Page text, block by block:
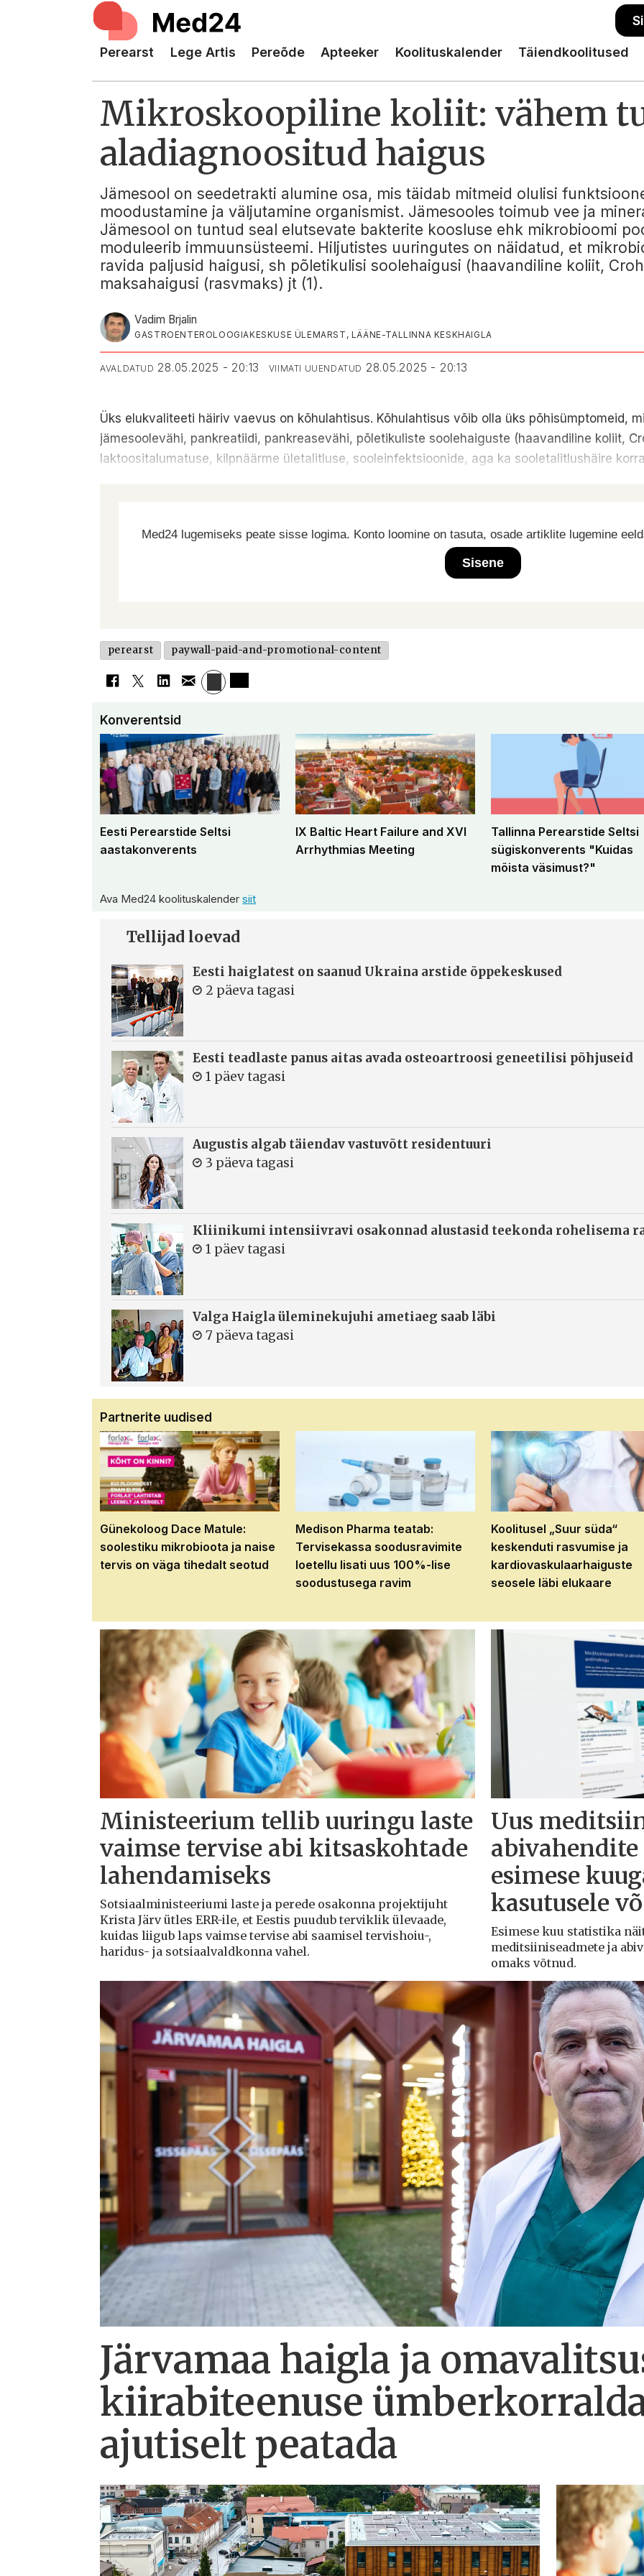
Perearst Lege Artis Pereõde Apteeker Koolituskalender Täiendkoolitused
Mikroskoopiline koliit: vähem
aladiagnoositud haigus
Jämesool on seedetrakti alumine osa, mis täidab mitmeid olulisi
moodustamine ja väljutamine organismist. Jämesooles toimub vee ja
Jämesool on tuntud seal elutsevate bakterite koosluse ehk mikrobioomi
moduleerib immuunsüsteemi. Hiljutistes uuringutes on näidatud, et
ravida paljusid haigusi, sh põletikulisi soolehaigusi (haavandiline koliit,
maksahaigusi (rasvmaks) jt (1).
Vadim Brjalin
GASTROENTEROLOOGIAKESKUSE ÜLEMARST, LÄÄNE-TALLINNA KESKHAIGLA
AVALDATUD 28.05.2025 - 20:13 VIIMATI UUENDATUD 28.05.2025 - 20:13
Üks elukvaliteeti häiriv vaevus on kõhulahtisus. Kõhulahtisus võib olla üks põhisümptomeid,
jämesoolevähi, pankreatiidi, pankreasevähi, põletikuliste soolehaiguste (haavandiline koliit,
laktoositalumatuse, kilpnäärme ületalitluse, sooleinfektsioonide, aga ka sooletalitlushäire
Med24 lugemiseks peate sisse logima. Konto loomine on tasuta, osade artiklite lugemine
Sisene
perearst paywall-paid-and-promotional-content
Konverentsid
Eesti Perearstide Seltsi
aastakonverents
IX Baltic Heart Failure and XVI
Arrhythmias Meeting
Tallinna Perearstide Seltsi
sügiskonverents "Kuidas
mõista väsimust?"
Ava Med24 koolituskalendersiit
Tellijad loevad
Eesti haiglatest on saanud Ukraina arstide õppekeskused
2 päeva tagasi
Eesti teadlaste panus aitas avada osteoartroosi geneetilisi põhjuseid
1 päev tagasi
Augustis algab täiendav vastuvõtt residentuuri
3 päeva tagasi
Kliinikumi intensiivravi osakonnad alustasid teekonda rohelisema
1 päev tagasi
Valga Haigla üleminekujuhi ametiaeg saab läbi
7 päeva tagasi
Partnerite uudised
Günekoloog Dace Matule:
soolestiku mikrobioota ja naise
tervis on väga tihedalt seotud
Medison Pharma teatab:
Tervisekassa soodusravimite
loetellu lisati uus 100%-lise
soodustusega ravim
Koolitusel „Suur süda“
keskenduti rasvumise ja
kardiovaskulaarhaiguste
seosele läbi elukaare
Ministeerium tellib uuringu laste
vaimse tervise abi kitsaskohtade
lahendamiseks
Sotsiaalministeeriumi laste ja perede osakonna projektijuht
Krista Järv ütles ERR-ile, et Eestis puudub terviklik ülevaade,
kuidas liigub laps vaimse tervise abi saamisel tervishoiu-,
haridus- ja sotsiaalvaldkonna vahel.
Uus
esimese
kasutusele
Esimese kuu statistika
meditsiiniseadmete ja
omaks võtnud.
Järvamaa haigla ja
kiirabiteenuse
ajutiselt peatada